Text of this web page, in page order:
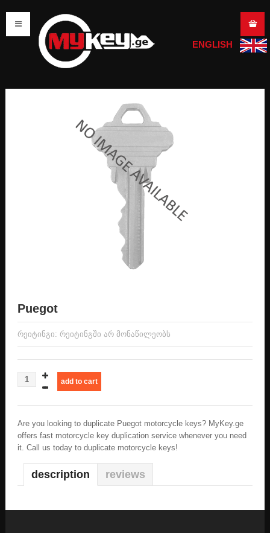
გასაღების დამზადება
ავტომობილის გასაღები
საკეტის / ბოქლომის გასაღები
მოტოციკლის / მოპედის გასაღები
ENGLISH
Puegot
რეიტინგი: რეიტინგში არ მონაწილეობს
Are you looking to duplicate Puegot motorcycle keys? MyKey.ge
offers fast motorcycle key duplication service whenever you need
it. Call us today to duplicate motorcycle keys!
description reviews